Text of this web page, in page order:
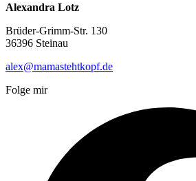
Alexandra Lotz
Brüder-Grimm-Str. 130
36396 Steinau
alex@mamastehtkopf.de
Folge mir